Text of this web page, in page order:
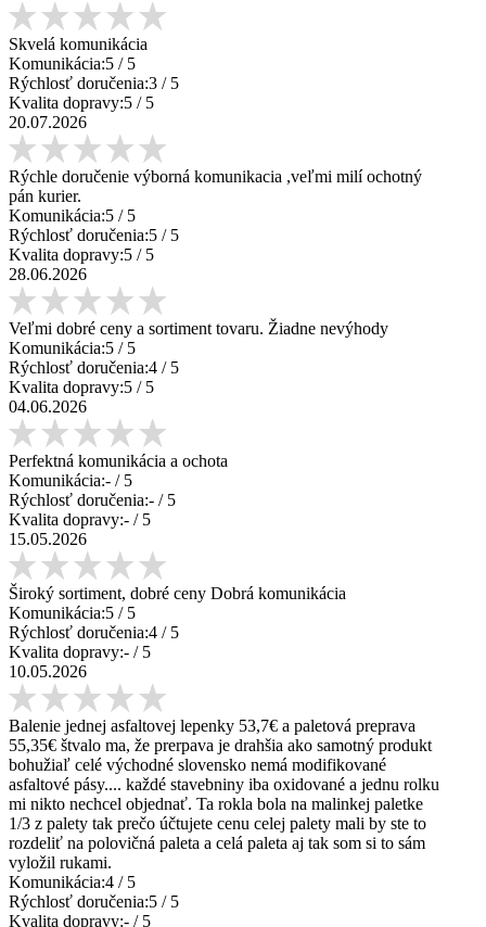
Skvelá komunikácia
Komunikácia:5 / 5
Rýchlosť doručenia:3 / 5
Kvalita dopravy:5 / 5
20.07.2026
Rýchle doručenie výborná komunikacia ,veľmi milí ochotný
pán kurier.
Komunikácia:5 / 5
Rýchlosť doručenia:5 / 5
Kvalita dopravy:5 / 5
28.06.2026
Veľmi dobré ceny a sortiment tovaru. Žiadne nevýhody
Komunikácia:5 / 5
Rýchlosť doručenia:4 / 5
Kvalita dopravy:5 / 5
04.06.2026
Perfektná komunikácia a ochota
Komunikácia:- / 5
Rýchlosť doručenia:- / 5
Kvalita dopravy:- / 5
15.05.2026
Široký sortiment, dobré ceny Dobrá komunikácia
Komunikácia:5 / 5
Rýchlosť doručenia:4 / 5
Kvalita dopravy:- / 5
10.05.2026
Balenie jednej asfaltovej lepenky 53,7€ a paletová preprava
55,35€ štvalo ma, že prerpava je drahšia ako samotný produkt
bohužiaľ celé východné slovensko nemá modifikované
asfaltové pásy.... každé stavebniny iba oxidované a jednu rolku
mi nikto nechcel objednať. Ta rokla bola na malinkej paletke
1/3 z palety tak prečo účtujete cenu celej palety mali by ste to
rozdeliť na polovičná paleta a celá paleta aj tak som si to sám
vyložil rukami.
Komunikácia:4 / 5
Rýchlosť doručenia:5 / 5
Kvalita dopravy:- / 5